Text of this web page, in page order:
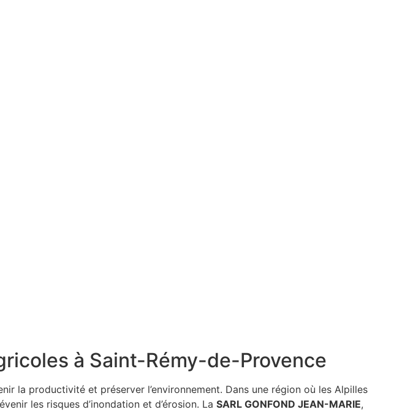
à Saint-Rémy-de-Provence
la productivité et préserver l’environnement. Dans une région où les Alpilles
les risques d’inondation et d’érosion. La SARL GONFOND JEAN-MARIE,